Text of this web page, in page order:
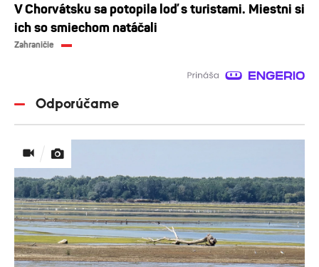
V Chorvátsku sa potopila loď s turistami. Miestni si
ich so smiechom natáčali
Zahraničie
Odporúčame